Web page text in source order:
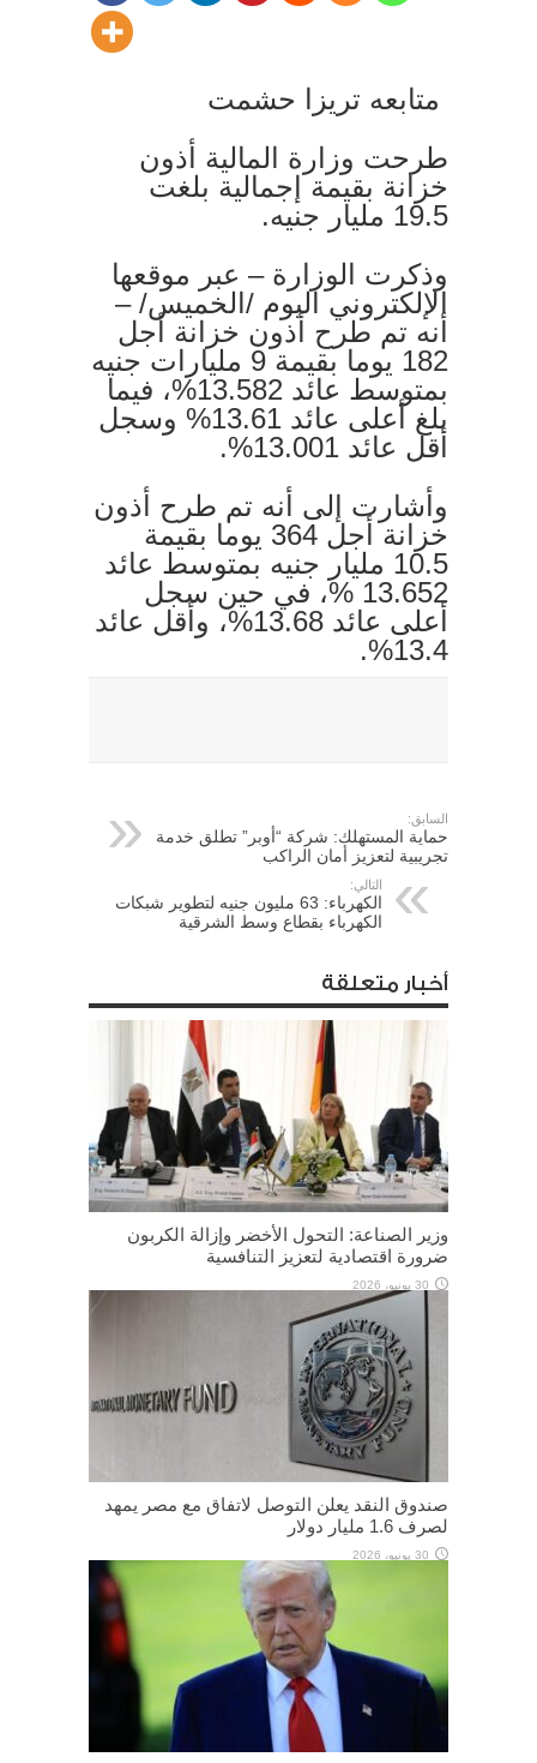
متابعه تريزا حشمت
طرحت وزارة المالية أذون
خزانة بقيمة إجمالية بلغت
19.5 مليار جنيه.
وذكرت الوزارة – عبر موقعها
الإلكتروني اليوم /الخميس/ –
أنه تم طرح أذون خزانة أجل
182 يوما بقيمة 9 مليارات جنيه
بمتوسط عائد 13.582%، فيما
بلغ أعلى عائد 13.61% وسجل
أقل عائد 13.001%.
وأشارت إلى أنه تم طرح أذون
خزانة أجل 364 يوما بقيمة
10.5 مليار جنيه بمتوسط عائد
13.652 %، في حين سجل
أعلى عائد 13.68%، وأقل عائد
13.4%.
السابق:
حماية المستهلك: شركة “أوبر” تطلق خدمة
تجريبية لتعزيز أمان الراكب
التالي:
الكهرباء: 63 مليون جنيه لتطوير شبكات
الكهرباء بقطاع وسط الشرقية
أخبار متعلقة
وزير الصناعة: التحول الأخضر وإزالة الكربون
ضرورة اقتصادية لتعزيز التنافسية
30 يونيو، 2026
صندوق النقد يعلن التوصل لاتفاق مع مصر يمهد
لصرف 1.6 مليار دولار
30 يونيو، 2026